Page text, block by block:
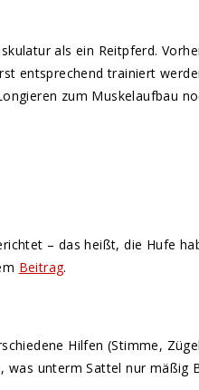
als ein Reitpferd.
entsprechend trainiert
zum Muskelaufbau
– das heißt, die Hufe
Beitrag.
Hilfen (Stimme,
unterm Sattel nur